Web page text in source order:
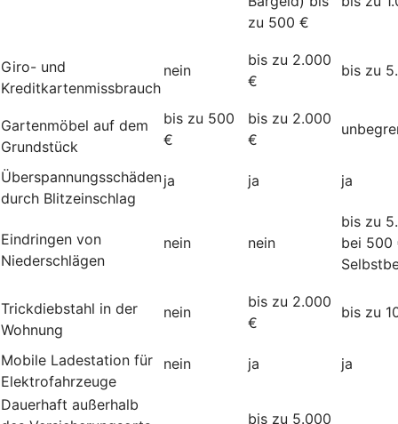
zu 500 €
Giro- und
Kreditkartenmissbrauch
nein
bis zu 2.000
€
bis zu
Gartenmöbel auf dem
Grundstück
bis zu 500
€
bis zu 2.000
€
Überspannungsschäden
durch Blitzeinschlag
ja ja ja
Eindringen von
Niederschlägen
nein nein
bis zu
bei 500
Trickdiebstahl in der
Wohnung
nein
bis zu 2.000
€
bis zu
Mobile Ladestation für
Elektrofahrzeuge
nein ja ja
Dauerhaft außerhalb
bis zu 5.000